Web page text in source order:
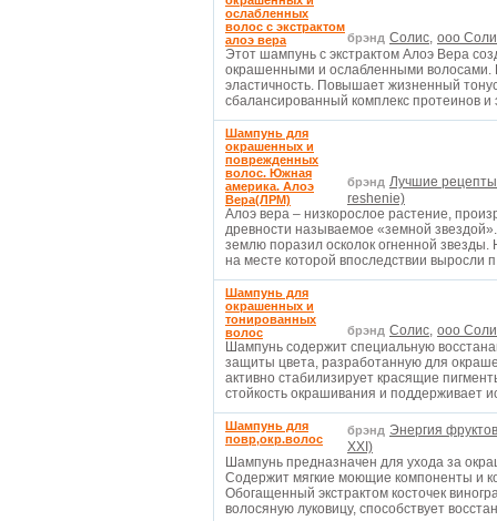
ослабленных
волос с экстрактом
алоэ вера
брэнд Солис, ооо
Этот шампунь с экстрактом Алоэ Вера
окрашенными и ослабленными волосами.
эластичность. Повышает жизненный
сбалансированный комплекс протеинов и
Шампунь для
окрашенных и
поврежденных
волос. Южная
америка. Алоэ
Вера(ЛРМ)
брэнд Лучшие
reshenie)
Алоэ вера – низкорослое растение,
древности называемое «земной
землю поразил осколок огненной
на месте которой впоследствии выросли
Шампунь для
окрашенных и
тонированных
волос
брэнд Солис, ооо
Шампунь содержит специальную
защиты цвета, разработанную для
активно стабилизирует красящие
стойкость окрашивания и поддерживает
Шампунь для
повр,окр.волос
брэнд Энергия
XXI)
Шампунь предназначен для ухода за
Содержит мягкие моющие компоненты и
Обогащенный экстрактом косточек
волосяную луковицу, способствует